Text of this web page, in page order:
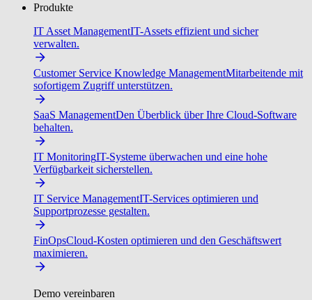
Produkte
IT Asset ManagementIT-Assets effizient und sicher
verwalten.
Customer Service Knowledge ManagementMitarbeitende mit
sofortigem Zugriff unterstützen.
SaaS ManagementDen Überblick über Ihre Cloud-Software
behalten.
IT MonitoringIT-Systeme überwachen und eine hohe
Verfügbarkeit sicherstellen.
IT Service ManagementIT-Services optimieren und
Supportprozesse gestalten.
FinOpsCloud-Kosten optimieren und den Geschäftswert
maximieren.
Demo vereinbaren